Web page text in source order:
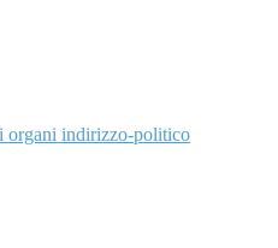
organi indirizzo-politico